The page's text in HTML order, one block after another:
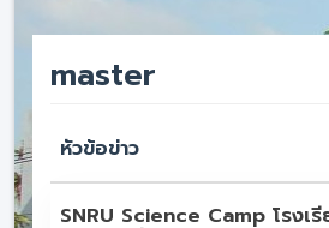
master
หัวข้อข่าว
SNRU Science Camp โรง